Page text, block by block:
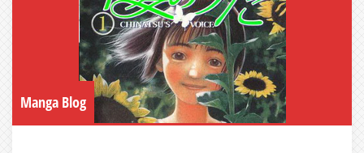
Manga Blog